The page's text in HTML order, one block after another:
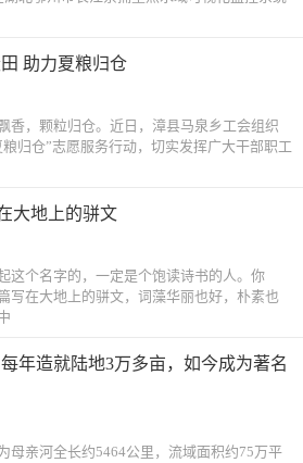
助力夏粮归仓
香，颗粒归仓。近日，漳县马泉乡工会组织
归仓”志愿服务行动，切实发挥广大干部职工
大地上的骈文
这个名字的，一定是个饱读诗书的人。你
写在大地上的骈文，词藻华丽也好，朴素也
年造就陆地3万多亩，如今成为著名
母亲河全长约5464公里，流域面积约75万平